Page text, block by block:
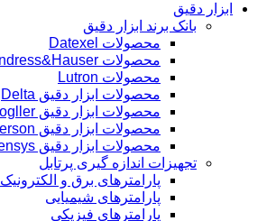
ابزار دقیق
بانک برند ابزار دقیق
محصولات Datexel
محصولات Endress&Hauser
محصولات Lutron
محصولات ابزار دقیق Delta
محصولات ابزار دقیق Hogller
محصولات ابزار دقیق Rosemount Emerson
محصولات ابزار دقیق Sensys
تجهیزات اندازه گیری پرتابل
پارامترهای برق و الکترونیک
پارامترهای شیمیایی
پارامترهای فیزیکی